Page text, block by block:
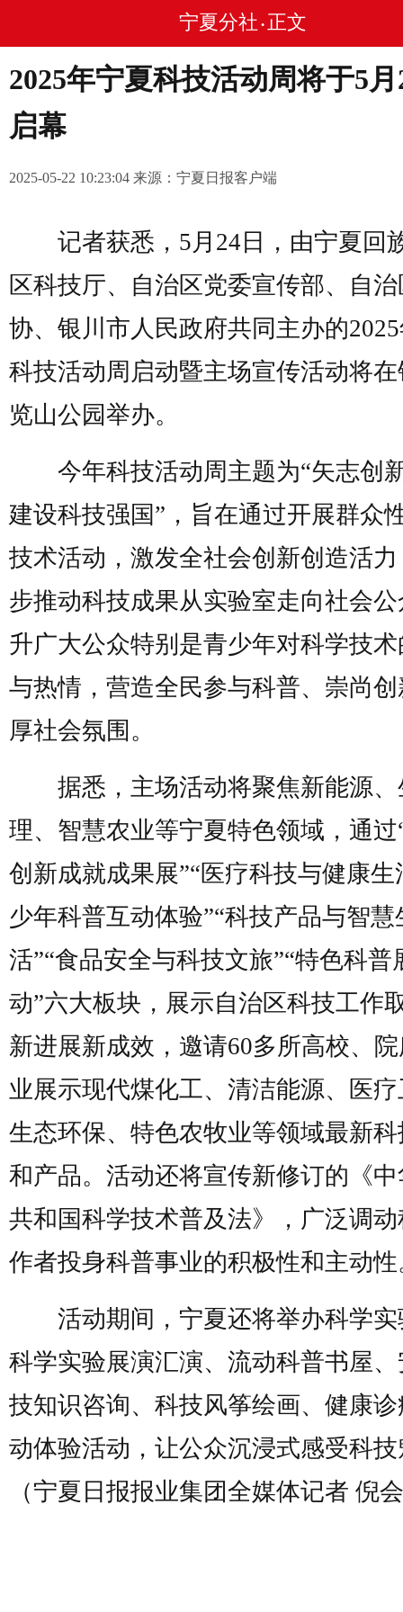
宁夏分社 • 正文
2025年宁夏科技活动周将于5
启幕
2025-05-22 10:23:04 来源：宁夏日报客户端
记者获悉，5月24日，由宁夏回
区科技厅、自治区党委宣传部、自
协、银川市人民政府共同主办的
科技活动周启动暨主场宣传活动将
览山公园举办。
今年科技活动周主题为“矢志创
建设科技强国”，旨在通过开展群众
技术活动，激发全社会创新创造活
步推动科技成果从实验室走向社会
升广大公众特别是青少年对科学技
与热情，营造全民参与科普、崇尚
厚社会氛围。
据悉，主场活动将聚焦新能源、
理、智慧农业等宁夏特色领域，通过
创新成就成果展”“医疗科技与健康生
少年科普互动体验”“科技产品与智慧
活”“食品安全与科技文旅”“特色科普
动”六大板块，展示自治区科技工作
新进展新成效，邀请60多所高校、
业展示现代煤化工、清洁能源、医
生态环保、特色农牧业等领域最新
和产品。活动还将宣传新修订的《
共和国科学技术普及法》，广泛调
作者投身科普事业的积极性和主动性
活动期间，宁夏还将举办科学实
科学实验展演汇演、流动科普书屋
技知识咨询、科技风筝绘画、健康
动体验活动，让公众沉浸式感受科
（宁夏日报报业集团全媒体记者 倪